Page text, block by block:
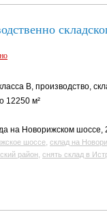
B, производство,
12250 м²
на Новорижском шоссе,
шоссе, склад на
район, снять склад в